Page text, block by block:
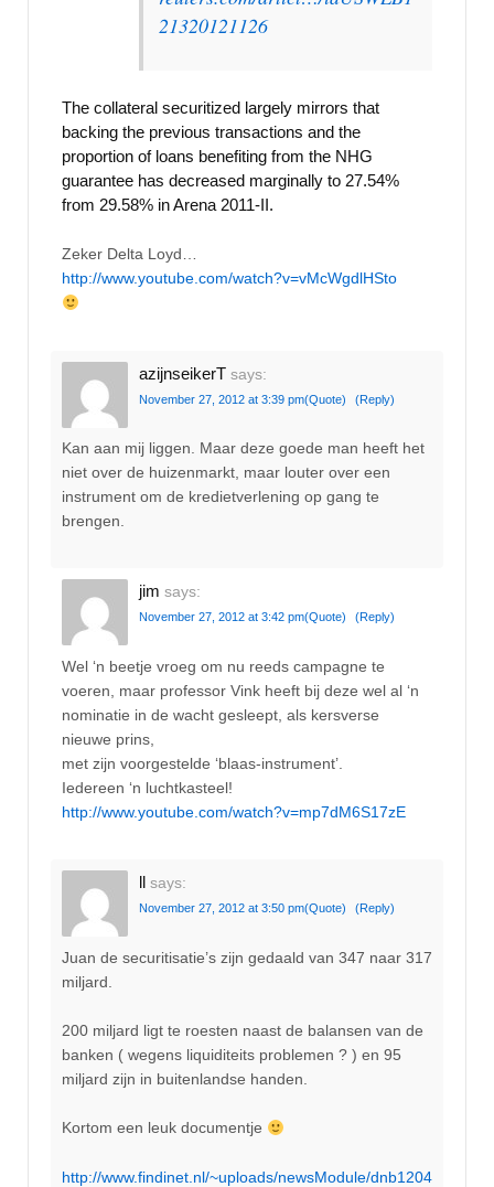
21320121126
The collateral securitized largely mirrors that
backing the previous transactions and the
proportion of loans benefiting from the NHG
guarantee has decreased marginally to 27.54%
from 29.58% in Arena 2011-II.
Zeker Delta Loyd…
http://www.youtube.com/watch?v=vMcWgdlHSto
azijnseikerT says:
November 27, 2012 at 3:39 pm(Quote) (Reply)
Kan aan mij liggen. Maar deze goede man heeft het
niet over de huizenmarkt, maar louter over een
instrument om de kredietverlening op gang te
brengen.
jim says:
November 27, 2012 at 3:42 pm(Quote) (Reply)
Wel ‘n beetje vroeg om nu reeds campagne te
voeren, maar professor Vink heeft bij deze wel al ‘n
nominatie in de wacht gesleept, als kersverse
nieuwe prins,
met zijn voorgestelde ‘blaas-instrument’.
Iedereen ‘n luchtkasteel!
http://www.youtube.com/watch?v=mp7dM6S17zE
ll says:
November 27, 2012 at 3:50 pm(Quote) (Reply)
Juan de securitisatie’s zijn gedaald van 347 naar 317
miljard.
200 miljard ligt te roesten naast de balansen van de
banken ( wegens liquiditeits problemen ? ) en 95
miljard zijn in buitenlandse handen.
Kortom een leuk documentje
http://www.findinet.nl/~uploads/newsModule/dnb1204